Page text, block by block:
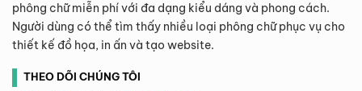
phông chữ miễn phí với đa dạng kiểu dáng và phong cách.
Người dùng có thể tìm thấy nhiều loại phông chữ phục vụ cho
thiết kế đồ họa, in ấn và tạo website.
THEO DÕI CHÚNG TÔI